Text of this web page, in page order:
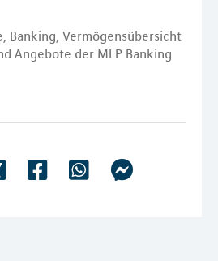
Banking, Vermögensübersicht
Angebote der MLP Banking